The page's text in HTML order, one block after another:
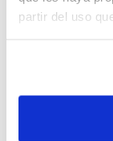
partir del uso
cumplió su
locales